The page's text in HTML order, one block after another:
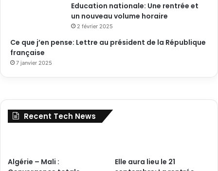
Education nationale: Une rentrée et
un nouveau volume horaire
2 février 2025
Ce que j’en pense: Lettre au président de la République
française
7 janvier 2025
Recent Tech News
Algérie – Mali :
Elle aura lieu le 21